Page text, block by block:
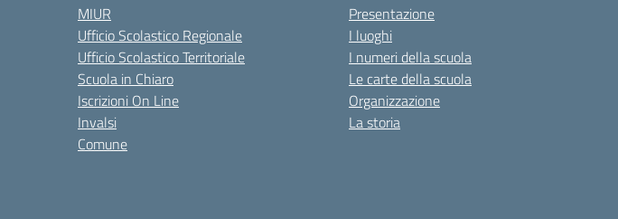
MIUR
Ufficio Scolastico Regionale
Ufficio Scolastico Territoriale
Scuola in Chiaro
Iscrizioni On Line
Invalsi
Comune
Presentazione
I luoghi
I numeri della scuola
Le carte della scuola
Organizzazione
La storia